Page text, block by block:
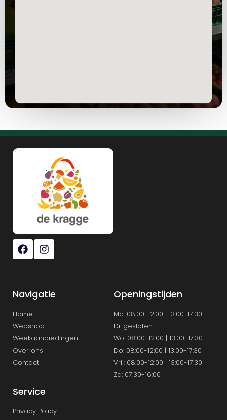
Navigatie
Home
Webshop
Weekaanbiedingen
Over ons
Contact
Openingstijden
Ma: 08:00-12:00 | 13:00-17:30
Di: gesloten
Wo: 08:00-12:00 | 13:00-17.30
Do: 08:00-12:00 | 13:00-17:30
Vrij: 08:00-12:00 | 13:00-17:30
Za: 07:30-16:00
Service
Privacy Policy